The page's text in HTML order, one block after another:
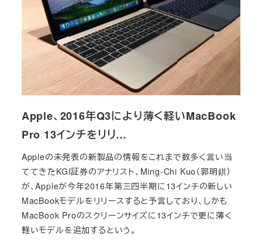
Apple、2016年Q3により薄く軽いMacBook
Pro 13インチをリリ…
Appleの未発表の新製品の情報をこれまで数多く言い当
ててきたKGI証券のアナリスト、Ming-Chi Kuo（郭明錤）
が、Appleが今年2016年第三四半期に13インチの新しい
MacBookモデルをリリースすると予言しており、しかも
MacBook Proのスクリーンサイズに13インチで更に薄く
軽いモデルを追加するという。